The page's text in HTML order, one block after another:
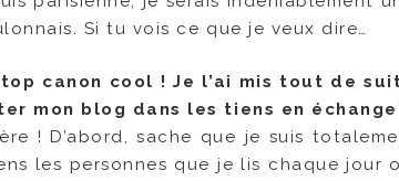
Si tu vois ce que je veux dire…
canon cool ! Je l’ai mis tout de
mon blog dans les tiens en échange
! D’abord, sache que je suis
les personnes que je lis chaque jour